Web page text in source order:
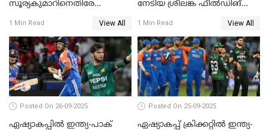
സൂര്യകുമാറിനെതിരേ
ഹാരിസ് റൗഫിനും പിഴ ശിക്ഷ
1 Min Read View All
നേടിയ ശ്രീലങ്ക ഫീൽഡിങ്
1 Min Read View All
Posted On 26-09-2025
ഏഷ്യാകപ്പില്‍ ഇന്ത്യ-പാക്
Posted On 25-09-2025
ഏഷ്യാകപ്പ് ക്രിക്കറ്റിൽ ഇന്ത്യ-